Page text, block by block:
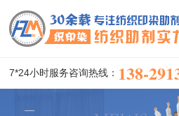
7*24小时服务咨询热线： 138-